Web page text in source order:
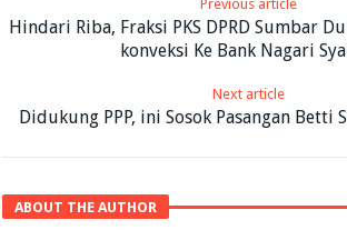
Previous article
Hindari Riba, Fraksi PKS DPRD Sumbar
konveksi Ke Bank Nagari
Next article
Didukung PPP, ini Sosok Pasangan Betti
ABOUT THE AUTHOR